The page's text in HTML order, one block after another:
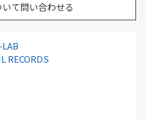
RECORDS
て問い合わせる